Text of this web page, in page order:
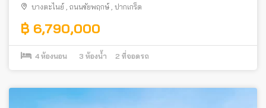
บางตะไนย์ , ถนนชัยพฤกษ์ , ปากเกร็ด
฿ 6,790,000
4 ห้องนอน 3 ห้องน้ำ 2 ที่จอดรถ